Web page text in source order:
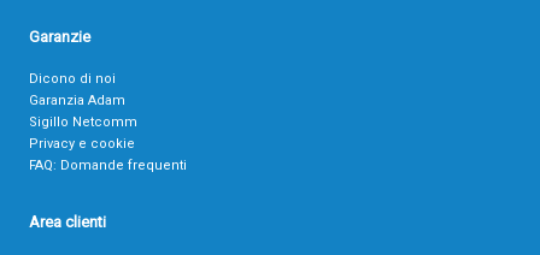
Garanzie
Dicono di noi
Garanzia Adam
Sigillo Netcomm
Privacy e cookie
FAQ: Domande frequenti
Area clienti